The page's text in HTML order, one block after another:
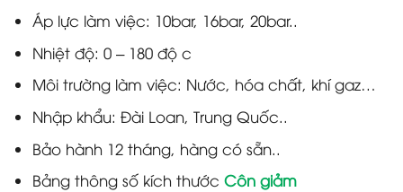
Áp lực làm việc: 10bar, 16bar, 20bar..
Nhiệt độ: 0 – 180 độ c
Môi trường làm việc: Nước, hóa chất, khí gaz…
Nhập khẩu: Đài Loan, Trung Quốc..
Bảo hành 12 tháng, hàng có sẵn..
Bảng thông số kích thước Côn giảm